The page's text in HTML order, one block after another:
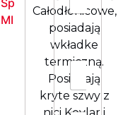
Spawalnicze
MIG
Całodłonicowe,
posiadają
wkładke
termiczną.
Posiadają
kryte szwy z
z
w
i
s
k
o
*
a
i
l
*
R
o
z
m